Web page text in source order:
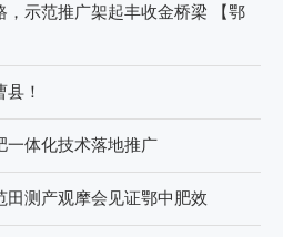
示范推广架起丰收金桥梁 【鄂
！
一体化技术落地推广
测产观摩会见证鄂中肥效